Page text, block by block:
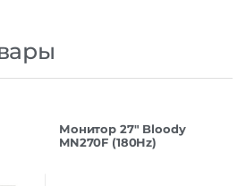
Монитор 27″ Bloody
MN270F (180Hz)